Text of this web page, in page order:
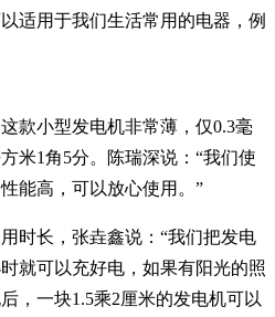
适用于我们生活常用的电器，例
款小型发电机非常薄，仅0.3毫
米1角5分。陈瑞深说：“我们使
能高，可以放心使用。”
时长，张垚鑫说：“我们把发电
就可以充好电，如果有阳光的照
，一块1.5乘2厘米的发电机可以